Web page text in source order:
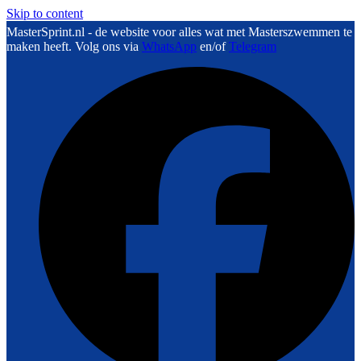
Skip to content
MasterSprint.nl - de website voor alles wat met Masterszwemmen te
maken heeft. Volg ons via WhatsApp en/ofTelegram